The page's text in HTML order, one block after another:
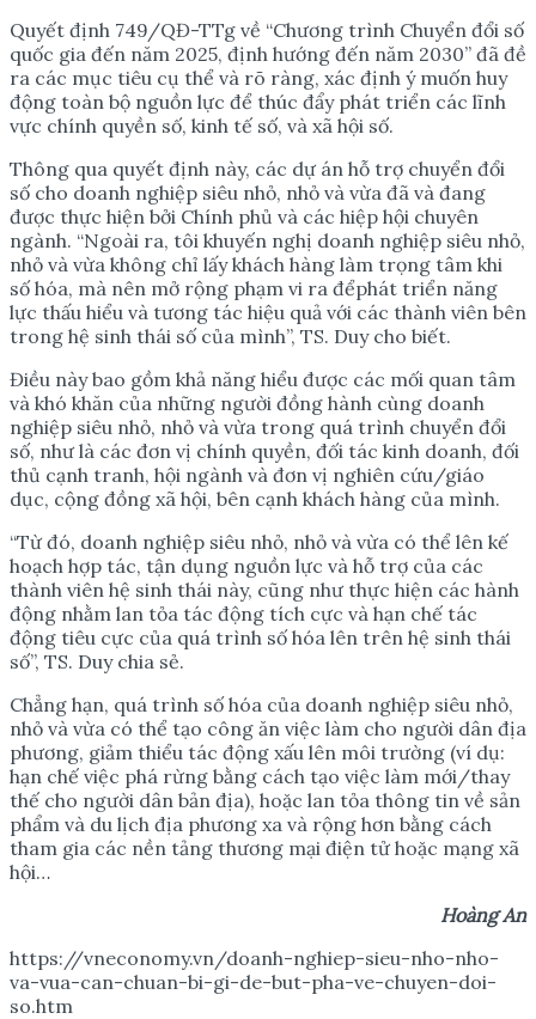
Quyết định 749/QĐ-TTg về “Chương trình Chuyển đổi số
quốc gia đến năm 2025, định hướng đến năm 2030” đã đề
ra các mục tiêu cụ thể và rõ ràng, xác định ý muốn huy
động toàn bộ nguồn lực để thúc đẩy phát triển các lĩnh
vực chính quyền số, kinh tế số, và xã hội số.
Thông qua quyết định này, các dự án hỗ trợ chuyển đổi
số cho doanh nghiệp siêu nhỏ, nhỏ và vừa đã và đang
được thực hiện bởi Chính phủ và các hiệp hội chuyên
ngành. “Ngoài ra, tôi khuyến nghị doanh nghiệp siêu nhỏ,
nhỏ và vừa không chỉ lấy khách hàng làm trọng tâm khi
số hóa, mà nên mở rộng phạm vi ra đểphát triển năng
lực thấu hiểu và tương tác hiệu quả với các thành viên bên
trong hệ sinh thái số của mình”, TS. Duy cho biết.
Điều này bao gồm khả năng hiểu được các mối quan tâm
và khó khăn của những người đồng hành cùng doanh
nghiệp siêu nhỏ, nhỏ và vừa trong quá trình chuyển đổi
số, như là các đơn vị chính quyền, đối tác kinh doanh, đối
thủ cạnh tranh, hội ngành và đơn vị nghiên cứu/giáo
dục, cộng đồng xã hội, bên cạnh khách hàng của mình.
“Từ đó, doanh nghiệp siêu nhỏ, nhỏ và vừa có thể lên kế
hoạch hợp tác, tận dụng nguồn lực và hỗ trợ của các
thành viên hệ sinh thái này, cũng như thực hiện các hành
động nhằm lan tỏa tác động tích cực và hạn chế tác
động tiêu cực của quá trình số hóa lên trên hệ sinh thái
số”, TS. Duy chia sẻ.
Chẳng hạn, quá trình số hóa của doanh nghiệp siêu nhỏ,
nhỏ và vừa có thể tạo công ăn việc làm cho người dân địa
phương, giảm thiểu tác động xấu lên môi trường (ví dụ:
hạn chế việc phá rừng bằng cách tạo việc làm mới/thay
thế cho người dân bản địa), hoặc lan tỏa thông tin về sản
phẩm và du lịch địa phương xa và rộng hơn bằng cách
tham gia các nền tảng thương mại điện tử hoặc mạng xã
hội…
Hoàng An
https://vneconomy.vn/doanh-nghiep-sieu-nho-nho-
va-vua-can-chuan-bi-gi-de-but-pha-ve-chuyen-doi-
so.htm